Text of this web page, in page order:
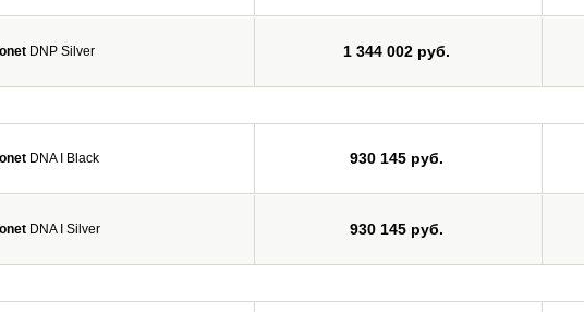
DNP Silver 1 344 002 руб.
DNA I Black 930 145 руб.
DNA I Silver 930 145 руб.